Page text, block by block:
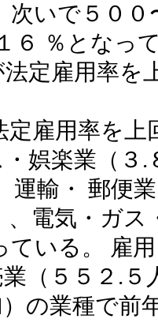
次いで５０
６ ％となっ
定雇用率を
雇用率を上
娯楽業（３.
運輸・ 郵便
、電気・ガス
ている。 雇
（５５２.５
）の業種で